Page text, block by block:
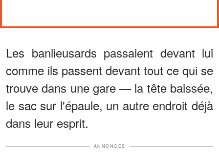
Les banlieusards passaient devant lui
comme ils passent devant tout ce qui se
trouve dans une gare — la tête baissée,
le sac sur l'épaule, un autre endroit déjà
dans leur esprit.
ANNONCES